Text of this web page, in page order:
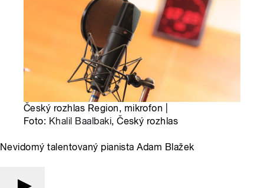
Český rozhlas Region, mikrofon |
Foto: Khalil Baalbaki, Český rozhlas
Nevidomý talentovaný pianista Adam Blažek